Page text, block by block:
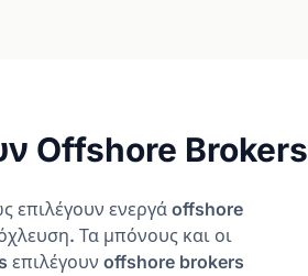
Offshore Brokers
επιλέγουν ενεργά offshore
Τα μπόνους και οι
επιλέγουν offshore brokers